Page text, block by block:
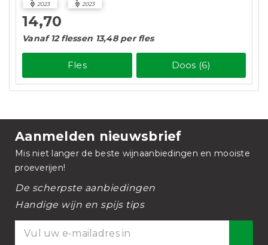
2023 2023
14,70
Vanaf 12 flessen 13,48 per fles
Fles Doos (6)
Aanmelden nieuwsbrief
Mis niet langer de beste wijnaanbiedingen en mooiste
proeverijen!
De scherpste aanbiedingen
Handige wijn en spijs tips